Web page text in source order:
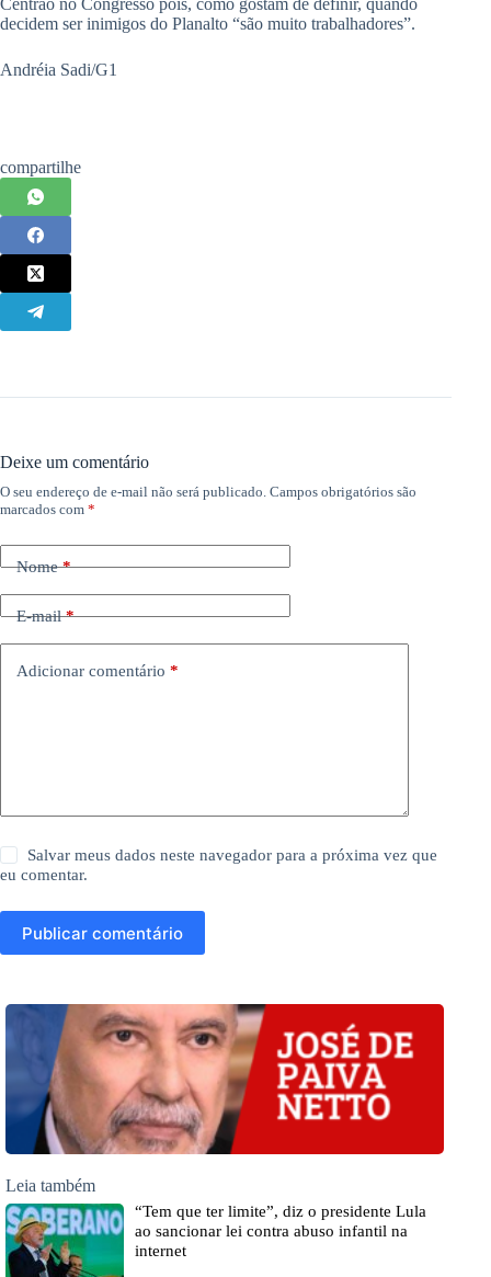
Centrão no Congresso pois, como gostam de definir, quando
decidem ser inimigos do Planalto “são muito trabalhadores”.
Andréia Sadi/G1
compartilhe
Deixe um comentário
O seu endereço de e-mail não será publicado. Campos obrigatórios são
marcados com *
Nome*
E-mail*
Adicionar comentário *
Salvar meus dados neste navegador para a próxima vez que
eu comentar.
Publicar comentário
Leia também
“Tem que ter limite”, diz o presidente Lula
ao sancionar lei contra abuso infantil na
internet